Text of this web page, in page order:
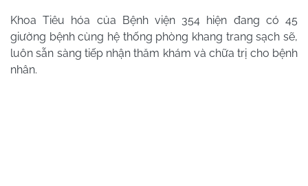
Khoa Tiêu hóa của Bệnh viện 354 hiện đang có 45
giường bệnh cùng hệ thống phòng khang trang sạch sẽ,
luôn sẵn sàng tiếp nhận thăm khám và chữa trị cho bệnh
nhân.